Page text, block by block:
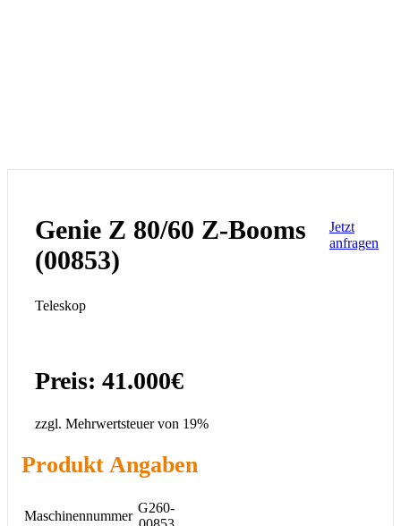
Genie Z 80/60 Z-Booms
(00853)
Teleskop
Preis: 41.000€
zzgl. Mehrwertsteuer von 19%
Jetzt
anfragen
Produkt Angaben
Maschinennummer
G260-